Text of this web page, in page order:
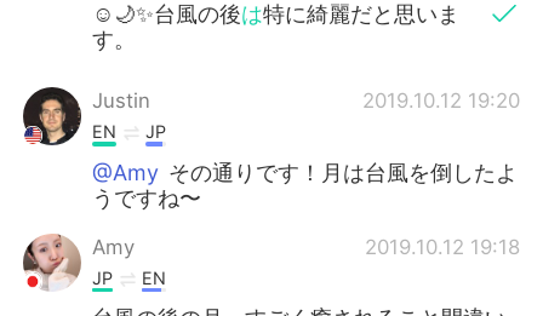
☺️🌙✨台風の後は特に綺麗だと思いま
す。
Justin 2019.10.12 19:20
EN JP
@Amy その通りです！月は台風を倒したよ
うですね〜
Amy 2019.10.12 19:18
JP EN